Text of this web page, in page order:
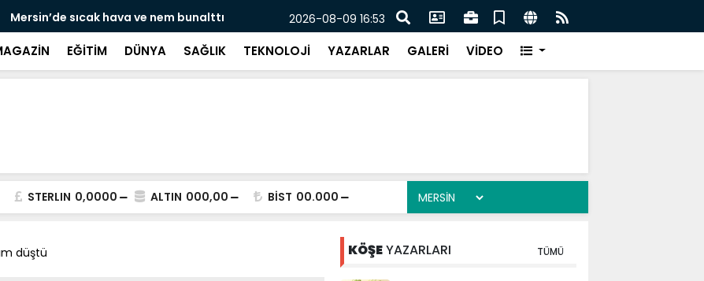
ve nem bunalttı Tarsus’ta silahlı kavga: Kuzenlerden biri öldü, diğeri ağır yaralandı
2026-08-09 16:53
EĞİTİM DÜNYA SAĞLIK TEKNOLOJİ YAZARLAR GALERİ VİDEO
STERLIN 0,0000 ALTIN 000,00 BİST 00.000
düştü KÖŞEYAZARLARI TÜMÜ